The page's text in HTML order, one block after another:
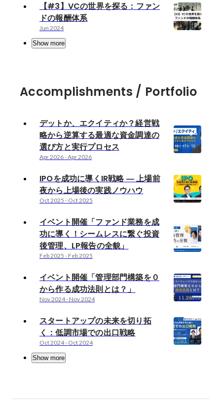
【#3】VCの世界を探る：ファン
ドの報酬体系
Jun 2024
Show more
Accomplishments / Portfolio
デットか、エクイティか？経営戦
略から逆算する最適な資金調達の
選び方と実行プロセス
Apr 2026-Apr 2026
IPOを成功に導くIR戦略 ― 上場前
夜から上場後の実践ノウハウ
Oct 2025 - Oct 2025
イベント開催「ファンド業務を成
功に導く！シームレスに繋ぐ投資
後管理、LP報告の全貌」
Feb 2025 - Feb 2025
イベント開催「管理部門構築を０
から作る成功法則とは？」
Nov 2024- Nov 2024
スタートアップの未来を切り拓
く：低調市場での出口戦略
Oct 2024- Oct 2024
Show more